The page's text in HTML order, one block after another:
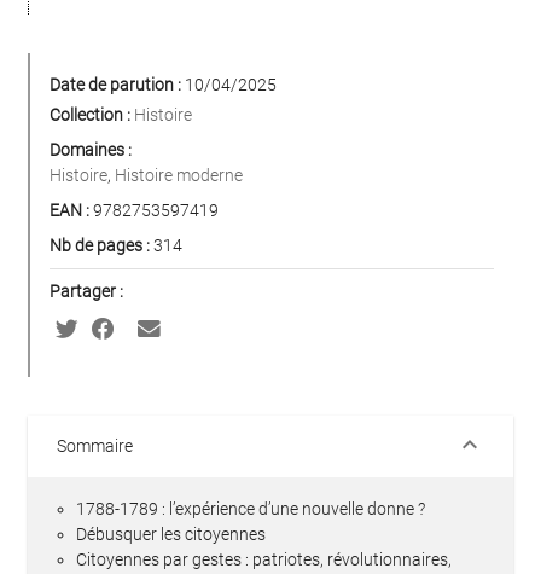
Date de parution : 10/04/2025
Collection : Histoire
Domaines :
Histoire, Histoire moderne
EAN :9782753597419
Nb de pages :314
Partager :
Sommaire keyboard_arrow_down
1788-1789 : l’expérience d’une nouvelle donne ?
Débusquer les citoyennes
Citoyennes par gestes : patriotes, révolutionnaires,